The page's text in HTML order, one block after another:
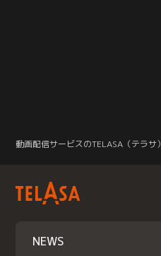
動画配信サービスのTELASA（テラサ）
NEWS